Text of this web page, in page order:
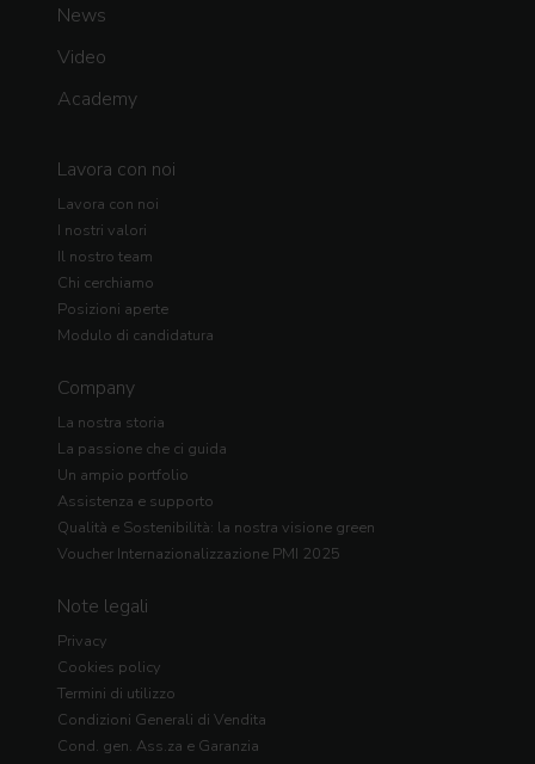
News
Video
Academy
Lavora con noi
Lavora con noi
I nostri valori
Il nostro team
Chi cerchiamo
Posizioni aperte
Modulo di candidatura
Company
La nostra storia
La passione che ci guida
Un ampio portfolio
Assistenza e supporto
Qualità e Sostenibilità: la nostra visione green
Voucher Internazionalizzazione PMI 2025
Note legali
Privacy
Cookies policy
Termini di utilizzo
Condizioni Generali di Vendita
Cond. gen. Ass.za e Garanzia